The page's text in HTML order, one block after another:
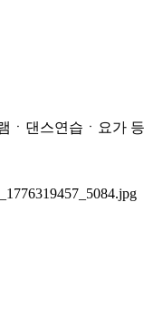
ㆍ댄스연습ㆍ요가 등